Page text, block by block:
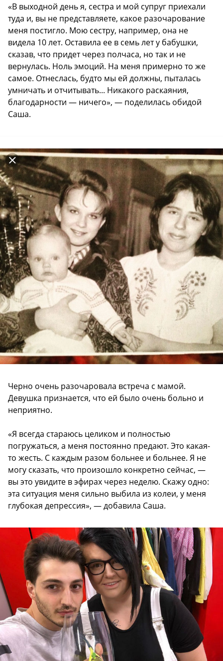
«В выходной день я, сестра и мой супруг приехали
туда и, вы не представляете, какое разочарование
меня постигло. Мою сестру, например, она не
видела 10 лет. Оставила ее в семь лет у бабушки,
сказав, что придет через полчаса, но так и не
вернулась. Ноль эмоций. На меня примерно то же
самое. Отнеслась, будто мы ей должны, пыталась
умничать и отчитывать... Никакого раскаяния,
благодарности — ничего», — поделилась обидой
Саша.
Черно очень разочаровала встреча с мамой.
Девушка признается, что ей было очень больно и
неприятно.
«Я всегда стараюсь целиком и полностью
погружаться, а меня постоянно предают. Это какая-
то жесть. С каждым разом больнее и больнее. Я не
могу сказать, что произошло конкретно сейчас, —
вы это увидите в эфирах через неделю. Скажу одно:
эта ситуация меня сильно выбила из колеи, у меня
глубокая депрессия», — добавила Саша.